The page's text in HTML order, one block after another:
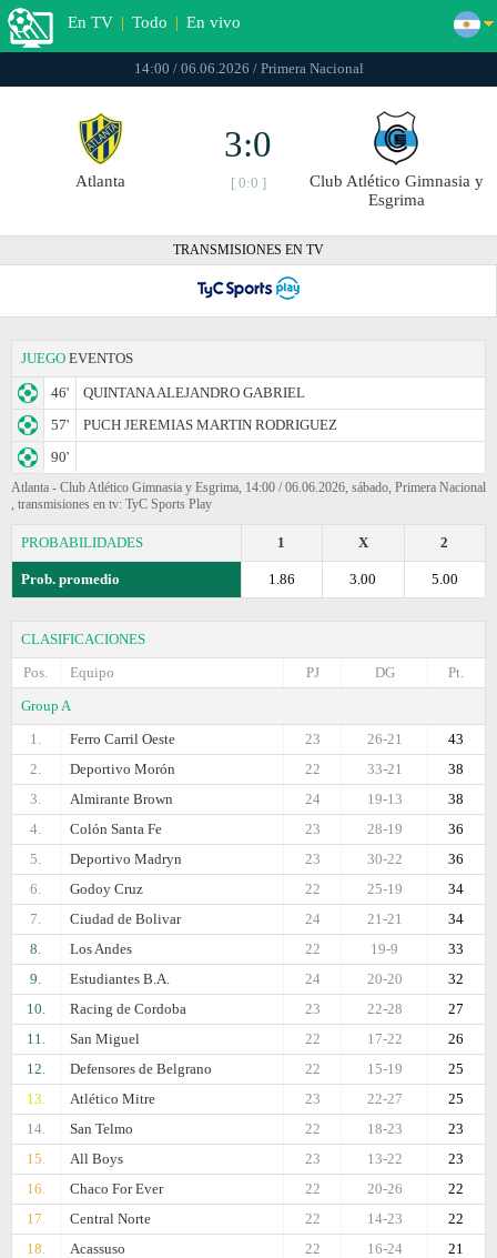
En TV | Todo | En vivo
14:00 / 06.06.2026 / Primera Nacional
Atlanta
3:0
[ 0:0 ]
Club Atlético Gimnasia y
Esgrima
TRANSMISIONES EN TV
JUEGO EVENTOS
46'
QUINTANA ALEJANDRO GABRIEL
57'
PUCH JEREMIAS MARTIN RODRIGUEZ
90'
Atlanta - Club Atlético Gimnasia y Esgrima, 14:00 / 06.06.2026, sábado, Primera Nacional
, transmisiones en tv: TyC Sports Play
PROBABILIDADES 2
X
1
Prob. promedio 5.00
3.00
1.86
CLASIFICACIONES
Pos.
Equipo Pt.
DG
PJ
Group A
1.
Ferro Carril Oeste 43
26-21
23
2.
Deportivo Morón 38
33-21
22
3.
Almirante Brown 38
19-13
24
4.
Colón Santa Fe 36
28-19
23
5.
Deportivo Madryn 36
30-22
23
6.
Godoy Cruz 34
25-19
22
7.
Ciudad de Bolivar 34
21-21
24
8.
Los Andes 33
19-9
22
9.
Estudiantes B.A. 32
20-20
24
10.
Racing de Cordoba 27
22-28
23
11.
San Miguel 26
17-22
22
12.
Defensores de Belgrano 25
15-19
22
13.
Atlético Mitre 25
22-27
23
14.
San Telmo 23
18-23
22
15.
All Boys 23
13-22
23
16.
Chaco For Ever 22
20-26
22
17.
Central Norte 22
14-23
22
18.
Acassuso 21
16-24
22